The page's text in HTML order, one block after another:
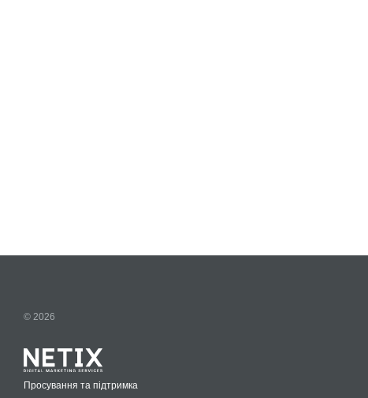
© 2026
Просування та підтримка